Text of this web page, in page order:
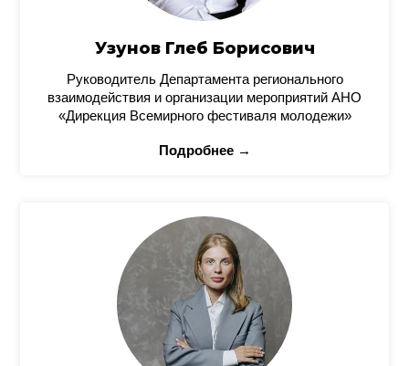
Узунов Глеб Борисович
Руководитель Департамента регионального
взаимодействия и организации мероприятий АНО
«Дирекция Всемирного фестиваля молодежи»
Подробнее →